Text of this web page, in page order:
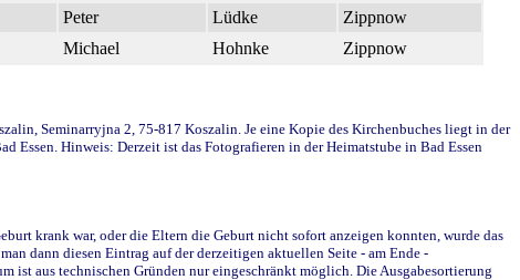
Peter Lüdke
Zippnow
Michael Hohnke Zippnow
Seminarryjna 2, 75-817 Koszalin. Je eine Kopie des Kirchenbuches liegt in der
Essen. Hinweis: Derzeit ist das Fotografieren in der Heimatstube in Bad Essen
krank war, oder die Eltern die Geburt nicht sofort anzeigen konnten, wurde das
dann diesen Eintrag auf der derzeitigen aktuellen Seite - am Ende -
ist aus technischen Gründen nur eingeschränkt möglich. Die Ausgabesortierung